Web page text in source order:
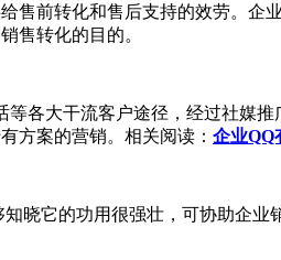
前转化和售后支持的效劳。企
售转化的目的。
各大干流客户途径，经过社媒
方案的营销。相关阅读： 企业QQ
晓它的功用很强壮，可协助企业